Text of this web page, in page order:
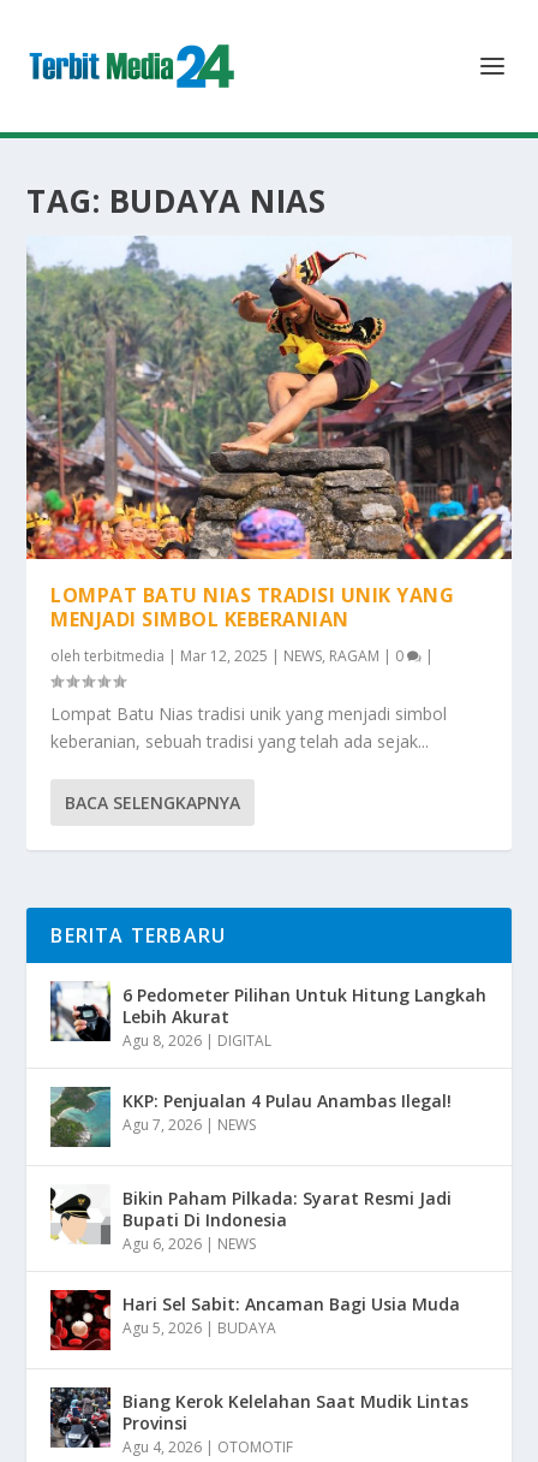
TAG: BUDAYA NIAS
LOMPAT BATU NIAS TRADISI UNIK YANG
MENJADI SIMBOL KEBERANIAN
olehterbitmedia | Mar 12, 2025 | NEWS, RAGAM | 0 |
Lompat Batu Nias tradisi unik yang menjadi simbol
keberanian, sebuah tradisi yang telah ada sejak...
BACA SELENGKAPNYA
BERITA TERBARU
6 Pedometer Pilihan Untuk Hitung Langkah
Lebih Akurat
Agu 8, 2026 | DIGITAL
KKP: Penjualan 4 Pulau Anambas Ilegal!
Agu 7, 2026 | NEWS
Bikin Paham Pilkada: Syarat Resmi Jadi
Bupati Di Indonesia
Agu 6, 2026 | NEWS
Hari Sel Sabit: Ancaman Bagi Usia Muda
Agu 5, 2026 | BUDAYA
Biang Kerok Kelelahan Saat Mudik Lintas
Provinsi
Agu 4, 2026 | OTOMOTIF